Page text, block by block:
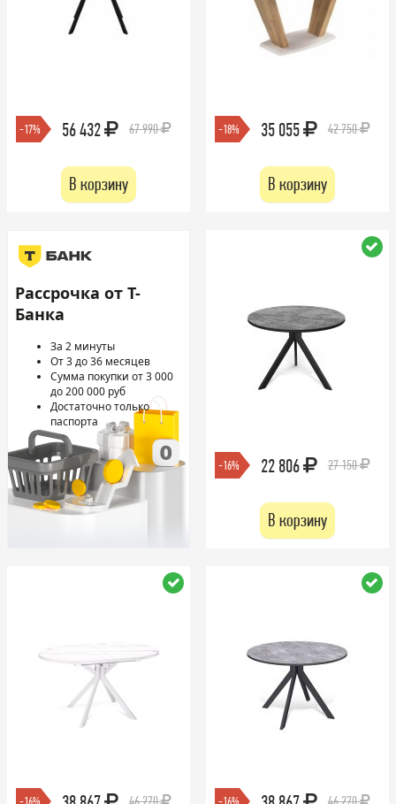
-17% 56 432 67 990
В корзину
-18% 35 055 42 750
В корзину
Рассрочка от Т-
Банка
За 2 минуты
От 3 до 36 месяцев
Сумма покупки от 3 000
до 200 000 руб
Достаточно только
паспорта
-16% 22 806 27 150
В корзину